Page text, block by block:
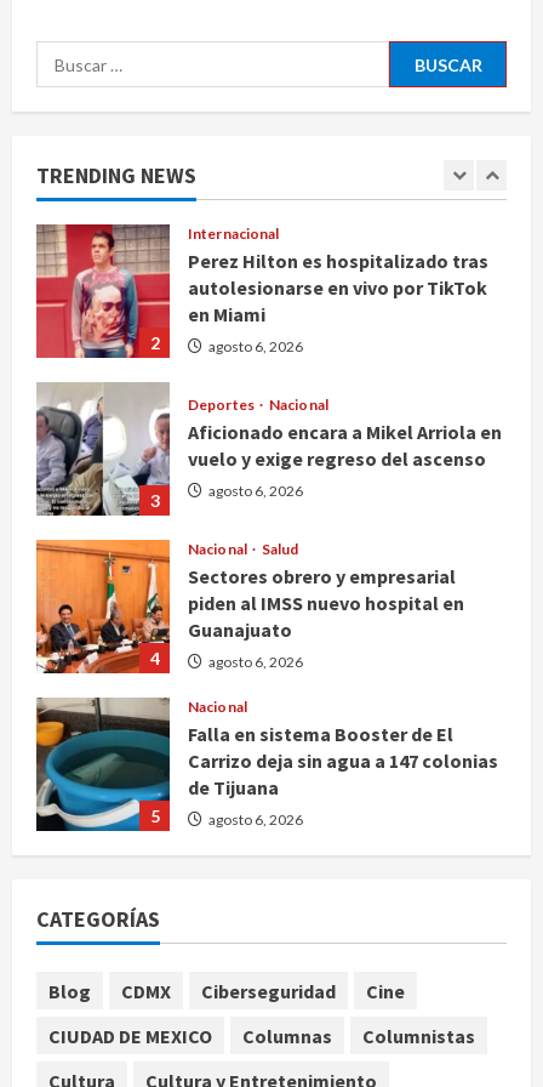
Buscar:
TRENDING NEWS
1
2
Internacional
Perez Hilton es hospitalizado tras
autolesionarse en vivo por TikTok
en Miami
agosto 6, 2026
3
Deportes Nacional
Aficionado encara a Mikel Arriola en
vuelo y exige regreso del ascenso
agosto 6, 2026
4
Nacional Salud
Sectores obrero y empresarial
piden al IMSS nuevo hospital en
Guanajuato
agosto 6, 2026
5
Nacional
Falla en sistema Booster de El
Carrizo deja sin agua a 147 colonias
de Tijuana
agosto 6, 2026
pesos en CDMX
Perez Hilton es hospitalizado tras
autolesionarse en vivo por TikTok
CATEGORÍAS
Blog CDMX Ciberseguridad
Cine
CIUDAD DE MEXICO
Columnas
Columnistas
Cultura
Cultura y Entretenimiento